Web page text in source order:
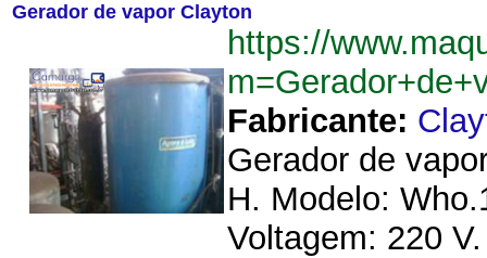
Gerador de vapor Clayton
https://
Fabricante:
Gerador de
H. Modelo:
Voltagem: 220